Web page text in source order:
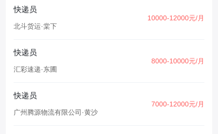
快递员
北斗货运·棠下
10000-12000元/月
快递员
汇彩速递·东圃
8000-10000元/月
快递员
广州腾源物流有限公司 ·黄沙
7000-12000元/月